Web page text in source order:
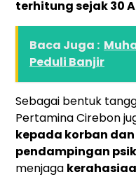
terhitung sejak 30
Baca Juga :
Peduli Banjir
Sebagai bentuk
Pertamina Cirebon
kepada korban
pendampingan
menjaga